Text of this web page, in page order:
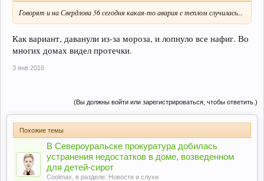
Говорят и на Свердлова 56 сегодня какая-то авария с теплом случилась...
Как вариант, даванули из-за мороза, и лопнуло все нафиг. Во
многих домах видел протечки.
3 янв 2016
(Вы должны войти или зарегистрироваться, чтобы ответить.)
Похожие темы
В Североуральске прокуратура добилась
устранения недостатков в доме, возведенном
для детей-сирот
Coolmax , в разделе: Новости и слухи